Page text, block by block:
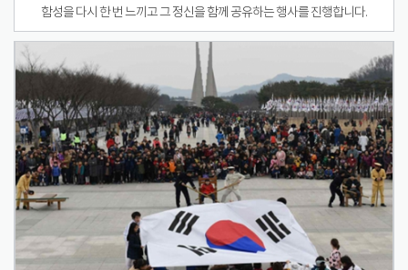
함성을 다시 한 번 느끼고 그 정신을 함께 공유하는 행사를 진행합니다.